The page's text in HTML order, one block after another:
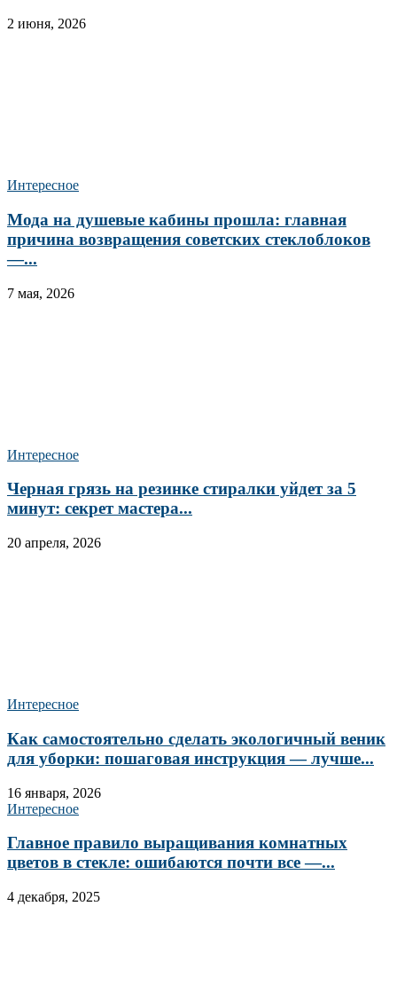
2 июня, 2026
Интересное
Мода на душевые кабины прошла: главная
причина возвращения советских стеклоблоков
—...
7 мая, 2026
Интересное
Черная грязь на резинке стиралки уйдет за 5
минут: секрет мастера...
20 апреля, 2026
Интересное
Как самостоятельно сделать экологичный веник
для уборки: пошаговая инструкция — лучше...
16 января, 2026
Интересное
Главное правило выращивания комнатных
цветов в стекле: ошибаются почти все —...
4 декабря, 2025